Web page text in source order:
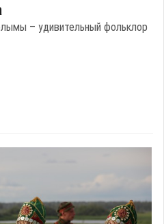
– удивительный фольклор